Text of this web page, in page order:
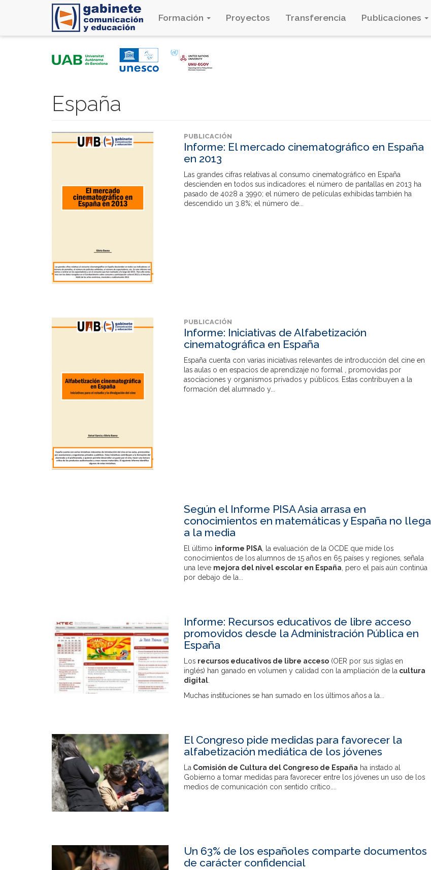
Formación Proyectos Transferencia Publicaciones
España
PUBLICACIÓN
Informe: El mercado cinematográfico en España
en 2013
Las grandes cifras relativas al consumo cinematográfico en España
descienden en todos sus indicadores: el número de pantallas en 2013 ha
pasado de 4028 a 3990; el número de películas exhibidas también ha
descendido un 3.8%; el número de...
PUBLICACIÓN
Informe: Iniciativas de Alfabetización
cinematográfica en España
España cuenta con varias iniciativas relevantes de introducción del cine en
las aulas o en espacios de aprendizaje no formal , promovidas por
asociaciones y organismos privados y públicos. Estas contribuyen a la
formación del alumnado y...
Según el Informe PISA Asia arrasa en
conocimientos en matemáticas y España no llega
a la media
El último informe PISA, la evaluación de la OCDE que mide los
conocimientos de los alumnos de 15 años en 65 países y regiones, señala
una leve mejora del nivel escolar en España , pero el país aún continúa
por debajo de la...
Informe: Recursos educativos de libre acceso
promovidos desde la Administración Pública en
España
Los recursos educativos de libre acceso(OER por sus siglas en
inglés) han ganado en volumen y calidad con la ampliación de la cultura
digital.
Muchas instituciones se han sumado en los últimos años a la...
El Congreso pide medidas para favorecer la
alfabetización mediática de los jóvenes
La Comisión de Cultura del Congreso de España ha instado al
Gobierno a tomar medidas para favorecer entre los jóvenes un uso de los
medios de comunicación con sentido crítico....
Un 63% de los españoles comparte documentos
de carácter confidencial